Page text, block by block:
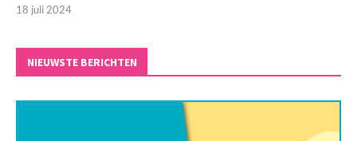
18 juli 2024
NIEUWSTE BERICHTEN